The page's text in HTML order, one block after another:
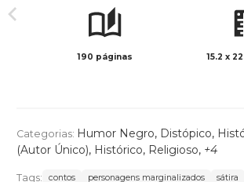
190 páginas 15.2 x
Categorias: Humor Negro, Distópico,
(Autor Único), Histórico, Religioso, +4
Tags: contos personagens marginalizados sátira